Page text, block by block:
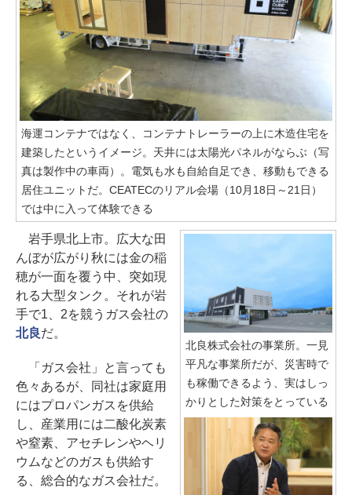
海運コンテナではなく、コンテナトレーラーの上に木造住宅を
建築したというイメージ。天井には太陽光パネルがならぶ（写
真は製作中の車両）。電気も水も自給自足でき、移動もできる
居住ユニットだ。CEATECのリアル会場（10月18日～21日）
では中に入って体験できる
北良株式会社の事業所。一見
平凡な事業所だが、災害時で
も稼働できるよう、実はしっ
かりとした対策をとっている
岩手県北上市。広大な田
んぼが広がり秋には金の稲
穂が一面を覆う中、突如現
れる大型タンク。それが岩
手で1、2を競うガス会社の
北良だ。
「ガス会社」と言っても
色々あるが、同社は家庭用
にはプロパンガスを供給
し、産業用には二酸化炭素
や窒素、アセチレンやヘリ
ウムなどのガスも供給す
る、総合的なガス会社だ。